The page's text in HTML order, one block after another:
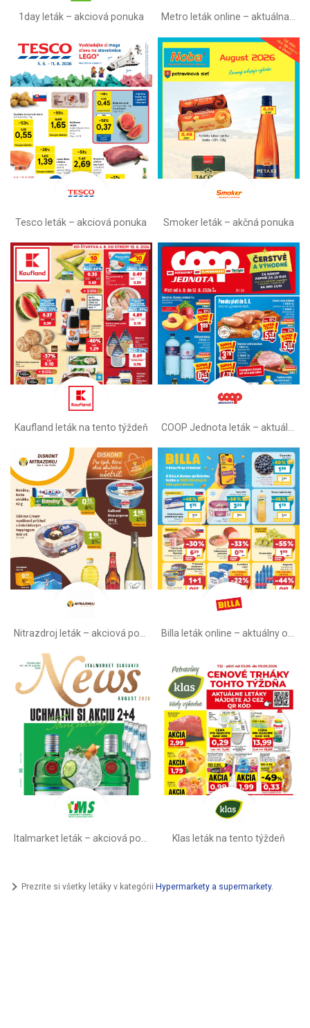
1day leták – akciová ponuka Metro leták online –⁠ aktuálna ponuka
Tesco leták – akciová ponuka Smoker leták – akčná ponuka
Kaufland leták na tento týždeň COOP Jednota leták –⁠ aktuálny
Italmarket leták –⁠ akciová ponuka Klas leták na tento týždeň
Prezrite si všetky letáky v kategórii Hypermarkety a supermarkety.